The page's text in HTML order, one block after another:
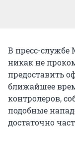
В пресс-
никак не
предоставить
ближайшее
контролеров,
подобные
достаточно